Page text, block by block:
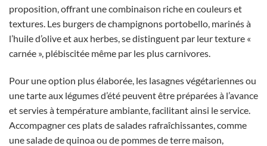
proposition, offrant une combinaison riche en couleurs et
textures. Les burgers de champignons portobello, marinés à
l’huile d’olive et aux herbes, se distinguent par leur texture «
carnée », plébiscitée même par les plus carnivores.
Pour une option plus élaborée, les lasagnes végétariennes ou
une tarte aux légumes d’été peuvent être préparées à l’avance
et servies à température ambiante, facilitant ainsi le service.
Accompagner ces plats de salades rafraîchissantes, comme
une salade de quinoa ou de pommes de terre maison,